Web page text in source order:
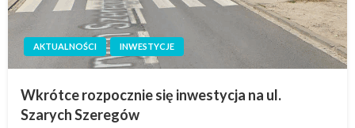
AKTUALNOŚCI INWESTYCJE
Wkrótce rozpocznie się inwestycja na ul.
Szarych Szeregów